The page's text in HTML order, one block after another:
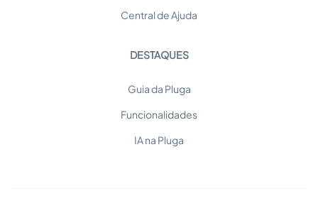
Central de Ajuda
DESTAQUES
Guia da Pluga
Funcionalidades
IA na Pluga